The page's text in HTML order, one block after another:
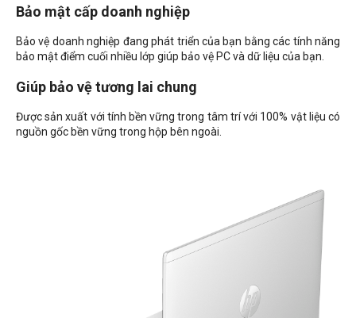
Bảo mật cấp doanh nghiệp
Bảo vệ doanh nghiệp đang phát triển của bạn bằng các tính năng
bảo mật điểm cuối nhiều lớp giúp bảo vệ PC và dữ liệu của bạn.
Giúp bảo vệ tương lai chung
Được sản xuất với tính bền vững trong tâm trí với 100% vật liệu có
nguồn gốc bền vững trong hộp bên ngoài.